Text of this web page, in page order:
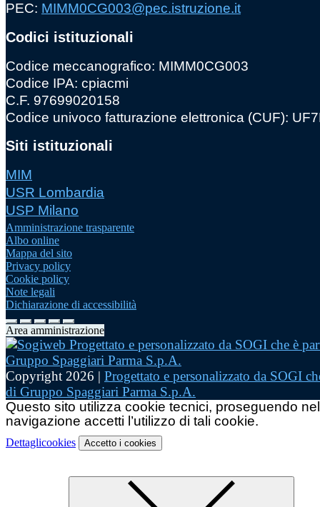
PEC: MIMM0CG003@pec.istruzione.it
Codici istituzionali
Codice meccanografico: MIMM0CG003
Codice IPA: cpiacmi
C.F. 97699020158
Codice univoco fatturazione elettronica (CUF):
Siti istituzionali
MIM
USR Lombardia
USP Milano
Amministrazione trasparente
Albo online
Mappa del sito
Privacy policy
Cookie policy
Note legali
Dichiarazione di accessibilità
Area amministrazione
Copyright 2026 | Progettato e personalizzato da SOGI
di Gruppo Spaggiari Parma S.p.A.
Questo sito utilizza cookie tecnici, proseguendo
navigazione accetti l’utilizzo di tali cookie.
Dettaglicookies Accetto i cookies